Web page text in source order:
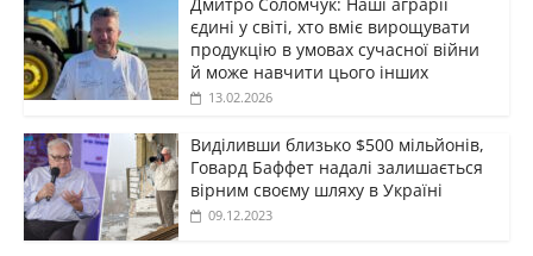
єдині у світі, хто вміє вирощувати
продукцію в умовах сучасної війни
й може навчити цього інших
13.02.2026
Виділивши близько $500 мільйонів,
Говард Баффет надалі залишається
вірним своєму шляху в Україні
09.12.2023